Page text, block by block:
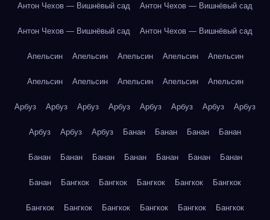
Антон Чехов — Вишнёвый сад Антон Чехов — Вишнёвый сад
Антон Чехов — Вишнёвый сад Антон Чехов — Вишнёвый сад
Апельсин Апельсин Апельсин Апельсин Апельсин
Апельсин Апельсин Апельсин Апельсин Апельсин
Арбуз Арбуз Арбуз Арбуз Арбуз Арбуз Арбуз Арбуз
Арбуз Арбуз Арбуз Банан Банан Банан Банан
Банан Банан Банан Банан Банан Банан Банан
Банан Бангкок Бангкок Бангкок Бангкок Бангкок
Бангкок Бангкок Бангкок Бангкок Бангкок Бангкок